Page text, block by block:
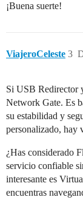
¡Buena suerte!
ViajeroCeleste 3
Si USB Redirector
Network Gate. Es
su estabilidad y
personalizado, hay
¿Has considerado
servicio confiable
interesante es
encuentras